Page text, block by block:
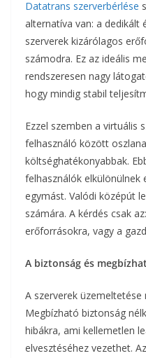
Datatrans szerverbérlése
alternatíva van: a dedikált
szerverek kizárólagos
számodra. Ez az ideális
rendszeresen nagy
hogy mindig stabil
Ezzel szemben a virtuális
felhasználó között
költséghatékonyabbak.
felhasználók
egymást. Valódi középút
számára. A kérdés csak
erőforrásokra, vagy a
A biztonság és
A szerverek
Megbízható biztonság
hibákra, ami kellemetlen
elvesztéséhez vezethet.